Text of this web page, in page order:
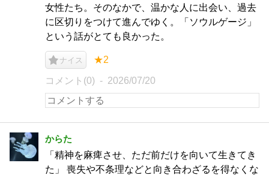
女性たち。そのなかで、温かな人に出会い、過去
に区切りをつけて進んでゆく。「ソウルゲージ」
という話がとても良かった。
ナイス ★2
コメント(0) 2026/07/20
からた
「精神を麻痺させ、ただ前だけを向いて生きてき
た」 喪失や不条理などと向き合わざるを得なくな